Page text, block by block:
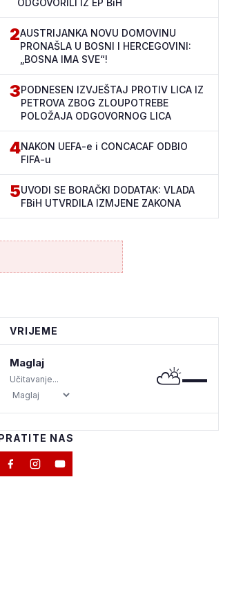
ODGOVORILI IZ EP BiH
2AUSTRIJANKA NOVU DOMOVINU
PRONAŠLA U BOSNI I HERCEGOVINI:
„BOSNA IMA SVE“!
3PODNESEN IZVJEŠTAJ PROTIV LICA IZ
PETROVA ZBOG ZLOUPOTREBE
POLOŽAJA ODGOVORNOG LICA
4NAKON UEFA-e i CONCACAF ODBIO
FIFA-u
5UVODI SE BORAČKI DODATAK: VLADA
FBiH UTVRDILA IZMJENE ZAKONA
VRIJEME
Maglaj
Učitavanje... ⛅—
NAS